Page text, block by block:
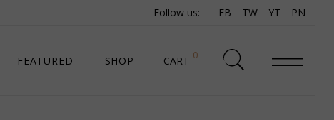
Follow us: FB TW YT PN
FEATURED SHOP CART 0